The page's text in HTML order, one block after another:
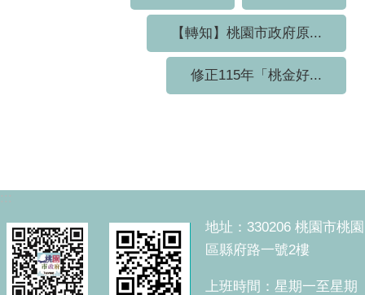
【轉知】桃園市政府原...
修正115年「桃金好...
:::
地址：330206 桃園市桃園
區縣府路一號2樓
上班時間：星期一至星期